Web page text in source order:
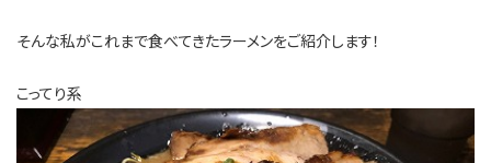
そんな私がこれまで食べてきたラーメンをご紹介します！
こってり系